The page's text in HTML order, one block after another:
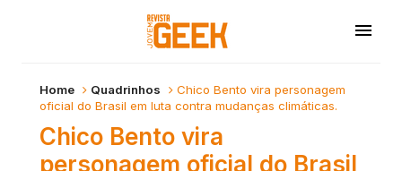
Home Quadrinhos
Chico Bento vira personagem
oficial do Brasil em luta contra mudanças climáticas.
Chico Bento vira
personagem oficial do Brasil